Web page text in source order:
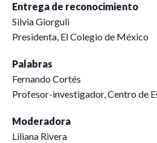
Entrega de reconocimiento
Silvia Giorguli
Presidenta, El Colegio de México
Palabras
Fernando Cortés
Profesor-investigador, Centro de
Moderadora
Liliana Rivera